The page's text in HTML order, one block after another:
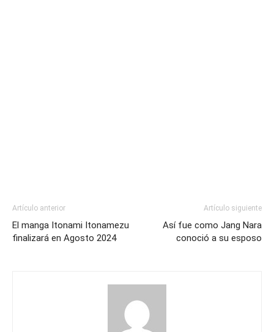
Artículo anterior
El manga Itonami Itonamezu
finalizará en Agosto 2024
Artículo siguiente
Así fue como Jang Nara
conoció a su esposo